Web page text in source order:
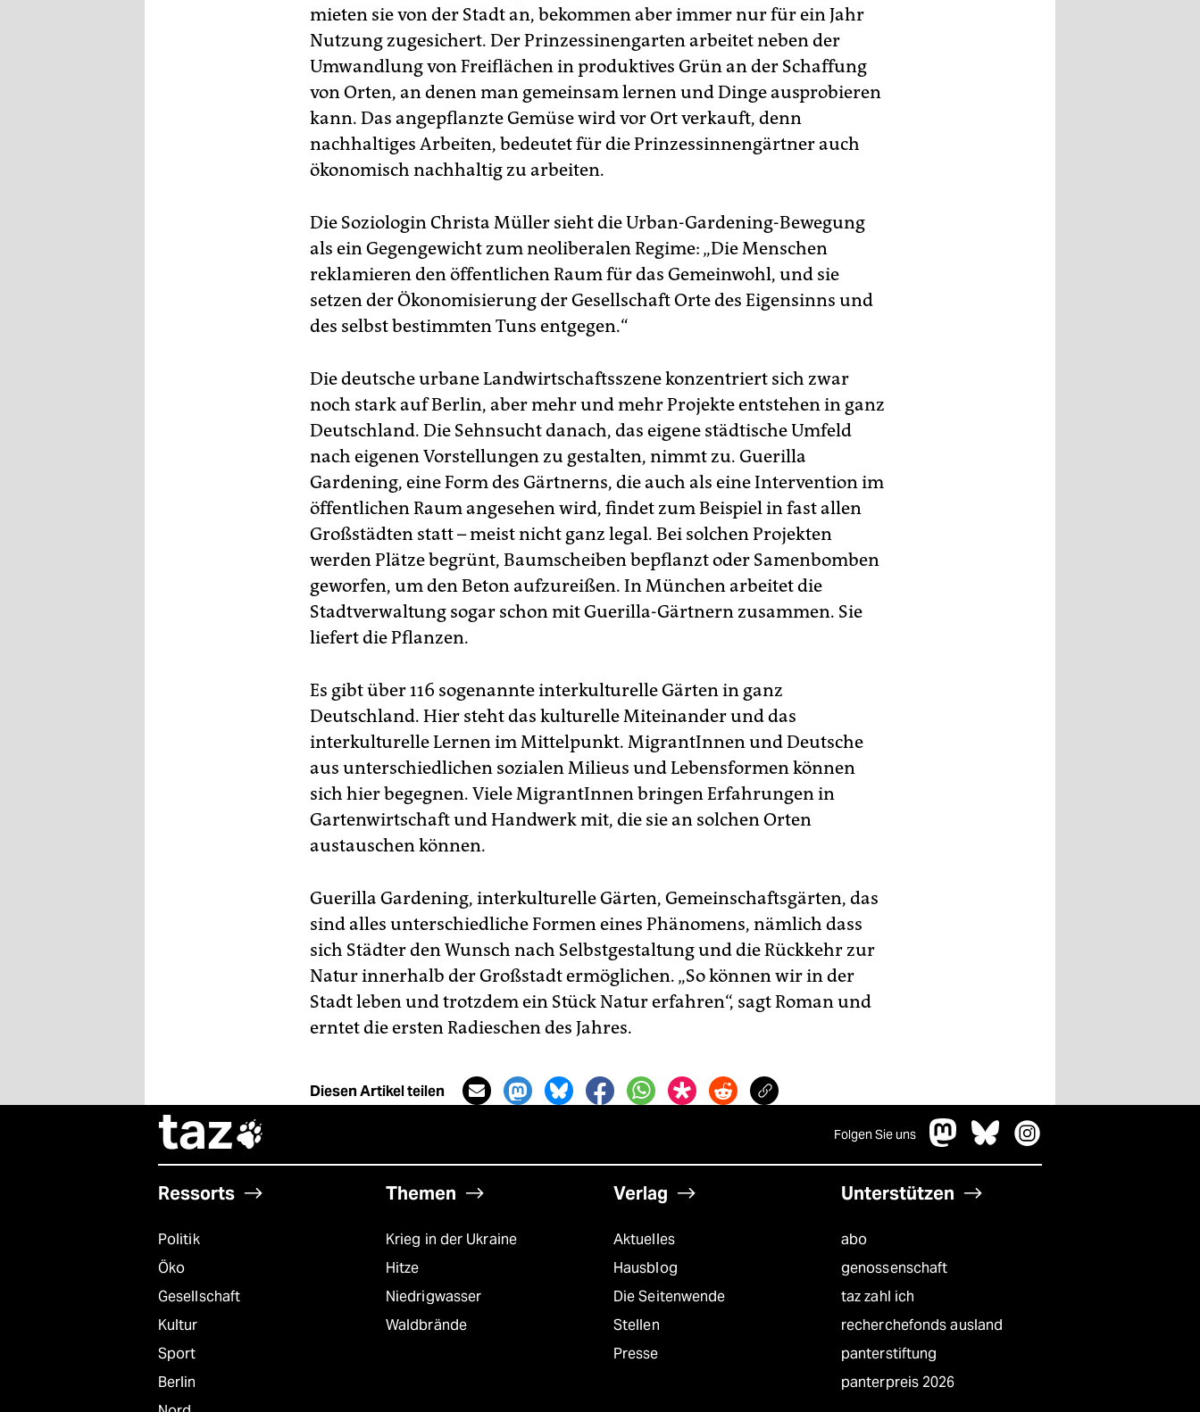
mieten sie von der Stadt an, bekommen aber immer nur für ein Jahr
Nutzung zugesichert. Der Prinzessinengarten arbeitet neben der
Umwandlung von Freiflächen in produktives Grün an der Schaffung
von Orten, an denen man gemeinsam lernen und Dinge ausprobieren
kann. Das angepflanzte Gemüse wird vor Ort verkauft, denn
nachhaltiges Arbeiten, bedeutet für die Prinzessinnengärtner auch
ökonomisch nachhaltig zu arbeiten.
Die Soziologin Christa Müller sieht die Urban-Gardening-Bewegung
als ein Gegengewicht zum neoliberalen Regime: „Die Menschen
reklamieren den öffentlichen Raum für das Gemeinwohl, und sie
setzen der Ökonomisierung der Gesellschaft Orte des Eigensinns und
des selbst bestimmten Tuns entgegen.“
Die deutsche urbane Landwirtschaftsszene konzentriert sich zwar
noch stark auf Berlin, aber mehr und mehr Projekte entstehen in ganz
Deutschland. Die Sehnsucht danach, das eigene städtische Umfeld
nach eigenen Vorstellungen zu gestalten, nimmt zu. Guerilla
Gardening, eine Form des Gärtnerns, die auch als eine Intervention im
öffentlichen Raum angesehen wird, findet zum Beispiel in fast allen
Großstädten statt – meist nicht ganz legal. Bei solchen Projekten
werden Plätze begrünt, Baumscheiben bepflanzt oder Samenbomben
geworfen, um den Beton aufzureißen. In München arbeitet die
Stadtverwaltung sogar schon mit Guerilla-Gärtnern zusammen. Sie
liefert die Pflanzen.
Es gibt über 116 sogenannte interkulturelle Gärten in ganz
Deutschland. Hier steht das kulturelle Miteinander und das
interkulturelle Lernen im Mittelpunkt. MigrantInnen und Deutsche
aus unterschiedlichen sozialen Milieus und Lebensformen können
sich hier begegnen. Viele MigrantInnen bringen Erfahrungen in
Gartenwirtschaft und Handwerk mit, die sie an solchen Orten
austauschen können.
Guerilla Gardening, interkulturelle Gärten, Gemeinschaftsgärten, das
sind alles unterschiedliche Formen eines Phänomens, nämlich dass
sich Städter den Wunsch nach Selbstgestaltung und die Rückkehr zur
Natur innerhalb der Großstadt ermöglichen. „So können wir in der
Stadt leben und trotzdem ein Stück Natur erfahren“, sagt Roman und
erntet die ersten Radieschen des Jahres.
Diesen Artikel teilen
taz Folgen Sie uns
Ressorts
Politik
Öko
Gesellschaft
Kultur
Sport
Berlin
Themen
Krieg in der Ukraine
Hitze
Niedrigwasser
Waldbrände
Verlag
Aktuelles
Hausblog
Die Seitenwende
Stellen
Presse
Unterstützen
abo
genossenschaft
taz zahl ich
recherchefonds ausland
panterstiftung
panterpreis 2026